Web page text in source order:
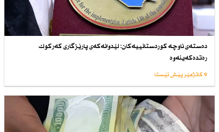
دەستەی ناوچە كوردستانییەكان: لێدوانەكەی پارێزگاری كەركوك
رەتدەكەینەوە
9 کاتژمێر پێش ئێستا